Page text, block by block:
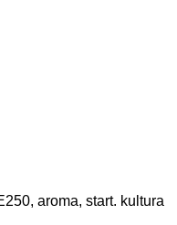
aroma, start. kultura